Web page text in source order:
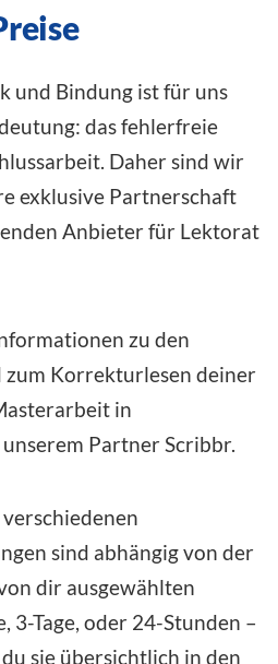
und Bindung ist für uns
dasfehlerfreie
. Daher sind wir
exklusive Partnerschaft
Anbieter für Lektorat
zu den
zum Korrekturlesen deiner
in
Partner Scribbr.
sind abhängig von der
dir ausgewählten
, 3-Tage, oder 24-Stunden –
sie übersichtlich in den